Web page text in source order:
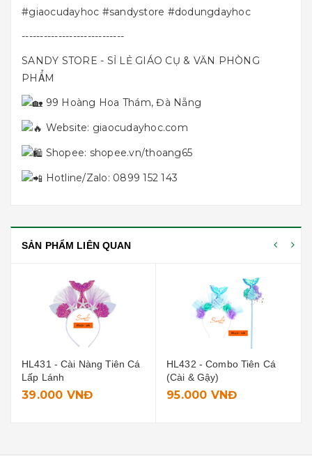
#giaocudayhoc #sandystore #dodungdayhoc
----------------------------
SANDY STORE - SỈ LẺ GIÁO CỤ & VĂN PHÒNG
PHẨM
99 Hoàng Hoa Thám, Đà Nẵng
Website: giaocudayhoc.com
Shopee: shopee.vn/thoang65
Hotline/Zalo: 0899 152 143
SẢN PHẨM LIÊN QUAN
HL431 - Cài Nàng Tiên Cá
Lấp Lánh
39.000 VNĐ
HL432 - Combo Tiên Cá
(Cài & Gậy)
95.000 VNĐ